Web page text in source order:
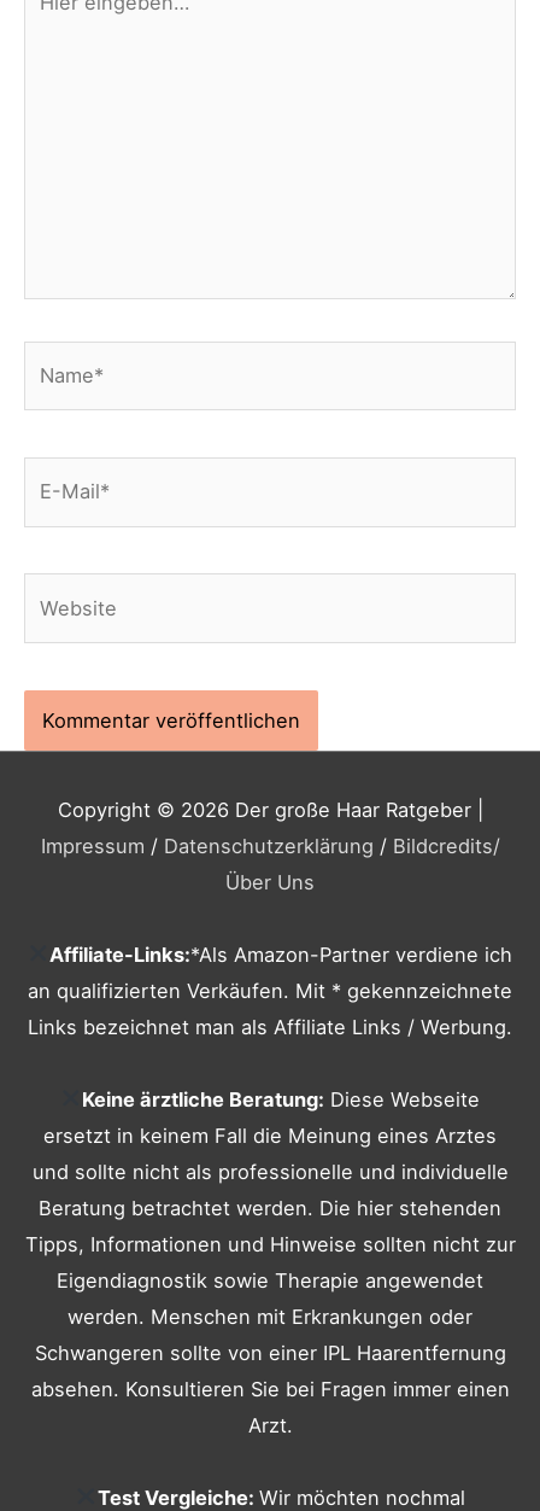
eingeben…
Copyright © 2026 Der große Haar Ratgeber|
Impressum / Datenschutzerklärung / Bildcredits/
Über Uns
Affiliate-Links:*Als Amazon-Partner verdiene ich
an qualifizierten Verkäufen. Mit * gekennzeichnete
Links bezeichnet man als Affiliate Links / Werbung.
Keine ärztliche Beratung: Diese Webseite
ersetzt in keinem Fall die Meinung eines Arztes
und sollte nicht als professionelle und individuelle
Beratung betrachtet werden. Die hier stehenden
Tipps, Informationen und Hinweise sollten nicht zur
Eigendiagnostik sowie Therapie angewendet
werden. Menschen mit Erkrankungen oder
Schwangeren sollte von einer IPL Haarentfernung
absehen. Konsultieren Sie bei Fragen immer einen
Arzt.
Test Vergleiche: Wir möchten nochmal